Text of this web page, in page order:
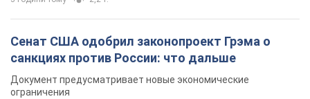
Сенат США одобрил законопроект Грэма о
санкциях против России: что дальше
Документ предусматривает новые экономические
ограничения